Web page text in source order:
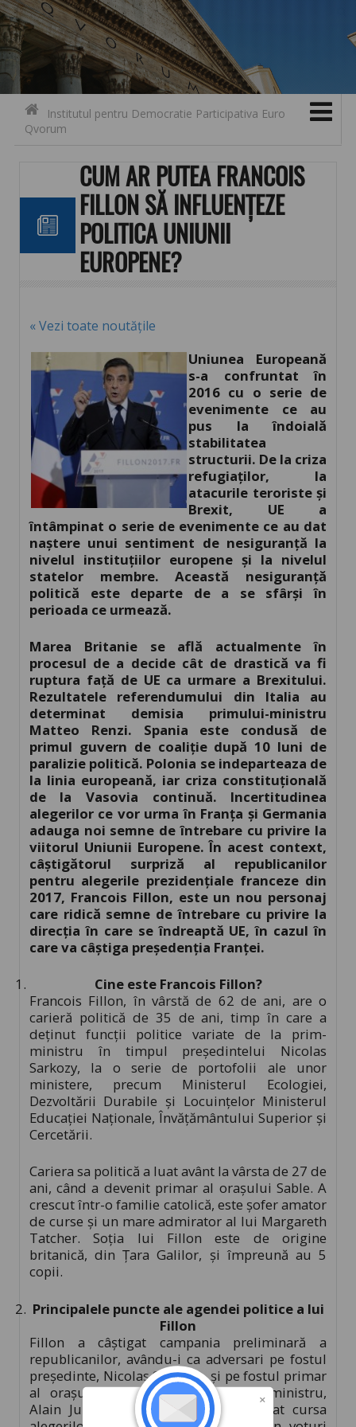
Contact
Skip to content
Institutul pentru Democratie Participativa Euro
Qvorum
CUM AR PUTEA FRANCOIS
FILLON SĂ INFLUENȚEZE
POLITICA UNIUNII
EUROPENE?
« Vezi toate noutățile
Uniunea Europeană
s-a confruntat în
2016 cu o serie de
evenimente ce au
pus la îndoială
stabilitatea
structurii. De la criza
refugiaților, la
atacurile teroriste și
Brexit, UE a
întâmpinat o serie de evenimente ce au dat
naștere unui sentiment de nesiguranță la
nivelul instituțiilor europene și la nivelul
statelor membre. Această nesiguranță
politică este departe de a se sfârși în
perioada ce urmează.
Marea Britanie se află actualmente în
procesul de a decide cât de drastică va fi
ruptura față de UE ca urmare a Brexitului.
Rezultatele referendumului din Italia au
determinat demisia primului-ministru
Matteo Renzi. Spania este condusă de
primul guvern de coaliție după 10 luni de
paralizie politică. Polonia se indeparteaza de
la linia europeană, iar criza constituțională
de la Vasovia continuă. Incertitudinea
alegerilor ce vor urma în Franța și Germania
adauga noi semne de întrebare cu privire la
viitorul Uniunii Europene.În acest context,
câștigătorul surpriză al republicanilor
pentru alegerile prezidențiale franceze din
2017, Francois Fillon, este un nou personaj
care ridică semne de întrebare cu privire la
direcția în care se îndreaptă UE, în cazul în
care va câștiga președenția Franței.
Cine este Francois Fillon?
Francois Fillon, în vârstă de 62 de ani, are o
carieră politică de 35 de ani, timp în care a
deținut funcții politice variate de la prim-
ministru în timpul președintelui Nicolas
Sarkozy, la o serie de portofolii ale unor
ministere, precum Ministerul Ecologiei,
Dezvoltării Durabile și Locuințelor Ministerul
Educației Naționale, Învățământului Superior și
Cercetării.
Cariera sa politică a luat avânt la vârsta de 27 de
ani, când a devenit primar al orașului Sable. A
crescut într-o familie catolică, este șofer amator
de curse și un mare admirator al lui Margareth
Tatcher. Soția lui Fillon este de origine
britanică, din Țara Galilor, și împreună au 5
copii.
Principalele puncte ale agendei politice a lui
Fillon
Fillon a câștigat campania preliminară a
republicanilor, avându-i ca adversari pe fostul
președinte, Nicolas Sarkozy, și pe fostul primar
al orașului Bordeaux și fost prim-ministru,
Alain Juppe. Francois Fillon a câștigat cursa